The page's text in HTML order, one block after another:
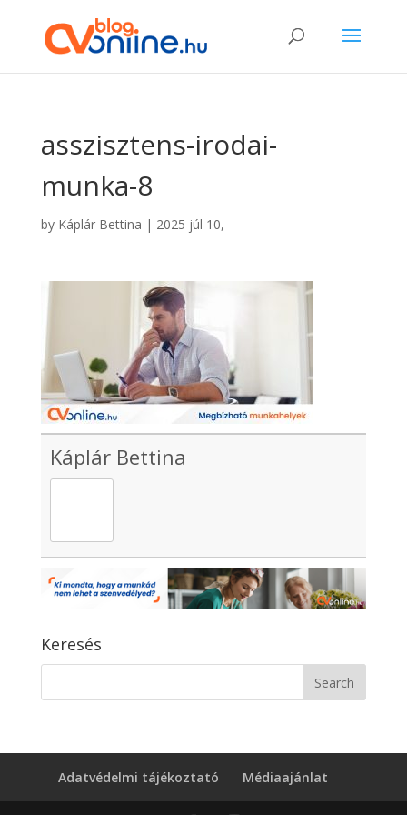
asszisztens-irodai-
munka-8
by Káplár Bettina | 2025 júl 10,
Káplár Bettina
Keresés
Adatvédelmi tájékoztató Médiaajánlat